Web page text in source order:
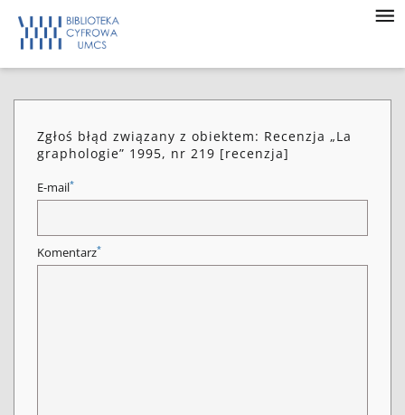
Zgłoś błąd związany z obiektem: Recenzja „La
graphologie” 1995, nr 219 [recenzja]
E-mail*
Komentarz*